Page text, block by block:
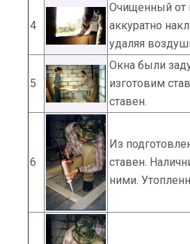
4
Очищенный от
аккуратно
удаляя
5
Окна были
изготовим
ставен.
6
Из
ставен.
ними.